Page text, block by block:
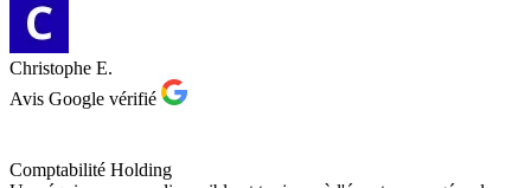
Christophe E.
Avis Google vérifié
Comptabilité Holding